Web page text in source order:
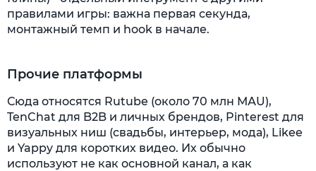
правилами игры: важна первая секунда,
монтажный темп и hook в начале.
Прочие платформы
Сюда относятся Rutube (около 70 млн МАU),
TenChat для B2B и личных брендов, Pinterest для
визуальных ниш (свадьбы, интерьер, мода), Likee
и Yappy для коротких видео. Их обычно
используют не как основной канал, а как